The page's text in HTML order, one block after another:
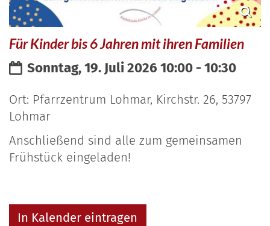
Für Kinder bis 6 Jahren mit ihren Familien
Datum:
Sonntag, 19. Juli 2026 10:00 - 10:30
Ort: Pfarrzentrum Lohmar, Kirchstr. 26, 53797
Lohmar
Anschließend sind alle zum gemeinsamen
Frühstück eingeladen!
In Kalender eintragen